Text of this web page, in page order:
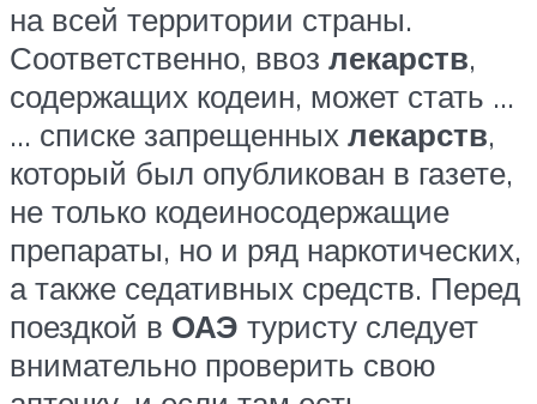
на всей территории страны.
Соответственно, ввоз лекарств,
содержащих кодеин, может стать …
… списке запрещенных лекарств,
который был опубликован в газете,
не только кодеиносодержащие
препараты, но и ряд наркотических,
а также седативных средств. Перед
поездкой в ОАЭ туристу следует
внимательно проверить свою